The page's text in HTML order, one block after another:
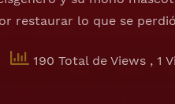
restaurar lo que se
190 Total de Views , 1